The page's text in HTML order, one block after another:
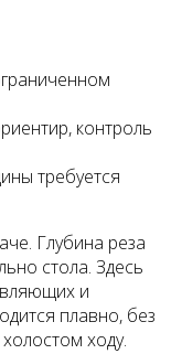
контроль
требуется
Глубина реза
стола. Здесь
и
плавно, без
ходу.